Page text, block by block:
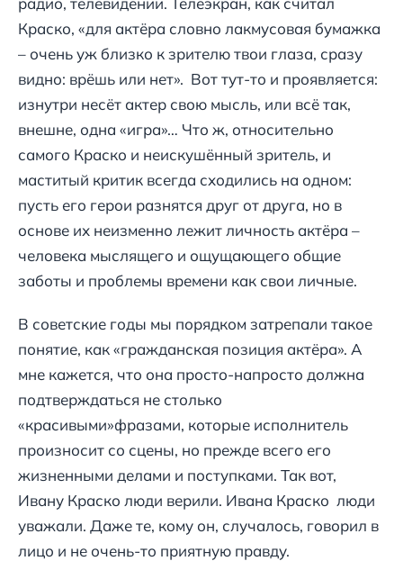
Краско, «для актёра словно лакмусовая бумажка
– очень уж близко к зрителю твои глаза, сразу
видно: врёшь или нет». Вот тут-то и проявляется:
изнутри несёт актер свою мысль, или всё так,
внешне, одна «игра»… Что ж, относительно
самого Краско и неискушённый зритель, и
маститый критик всегда сходились на одном:
пусть его герои разнятся друг от друга, но в
основе их неизменно лежит личность актёра –
человека мыслящего и ощущающего общие
заботы и проблемы времени как свои личные.
В советские годы мы порядком затрепали такое
понятие, как «гражданская позиция актёра». А
мне кажется, что она просто-напросто должна
подтверждаться не столько
«красивыми»фразами, которые исполнитель
произносит со сцены, но прежде всего его
жизненными делами и поступками. Так вот,
Ивану Краско люди верили. Ивана Краско люди
уважали. Даже те, кому он, случалось, говорил в
лицо и не очень-то приятную правду.